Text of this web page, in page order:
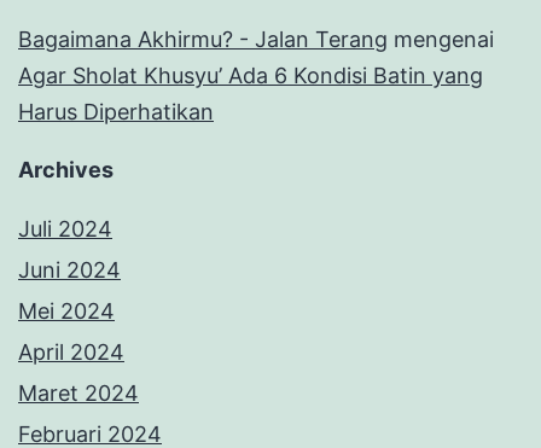
Bagaimana Akhirmu? - Jalan Terang mengenai
Agar Sholat Khusyu’ Ada 6 Kondisi Batin yang
Harus Diperhatikan
Archives
Juli 2024
Juni 2024
Mei 2024
April 2024
Maret 2024
Februari 2024